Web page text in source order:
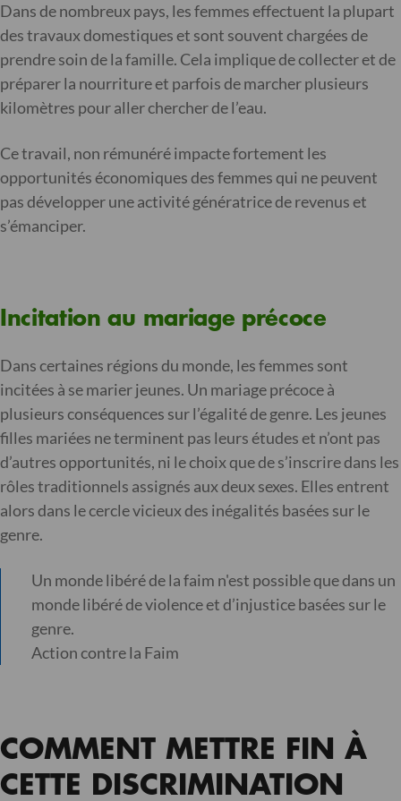
Dans de nombreux pays, les femmes effectuent la plupart
des travaux domestiques et sont souvent chargées de
prendre soin de la famille. Cela implique de collecter et de
préparer la nourriture et parfois de marcher plusieurs
kilomètres pour aller chercher de l’eau.
Ce travail, non rémunéré impacte fortement les
opportunités économiques des femmes qui ne peuvent
pas développer une activité génératrice de revenus et
s’émanciper.
Incitation au mariage précoce
Dans certaines régions du monde, les femmes sont
incitées à se marier jeunes. Un mariage précoce à
plusieurs conséquences sur l’égalité de genre. Les jeunes
filles mariées ne terminent pas leurs études et n’ont pas
d’autres opportunités, ni le choix que de s’inscrire dans les
rôles traditionnels assignés aux deux sexes. Elles entrent
alors dans le cercle vicieux des inégalités basées sur le
genre.
Un monde libéré de la faim n'est possible que dans un
monde libéré de violence et d’injustice basées sur le
genre.
Action contre la Faim
COMMENT METTRE FIN À
CETTE DISCRIMINATION